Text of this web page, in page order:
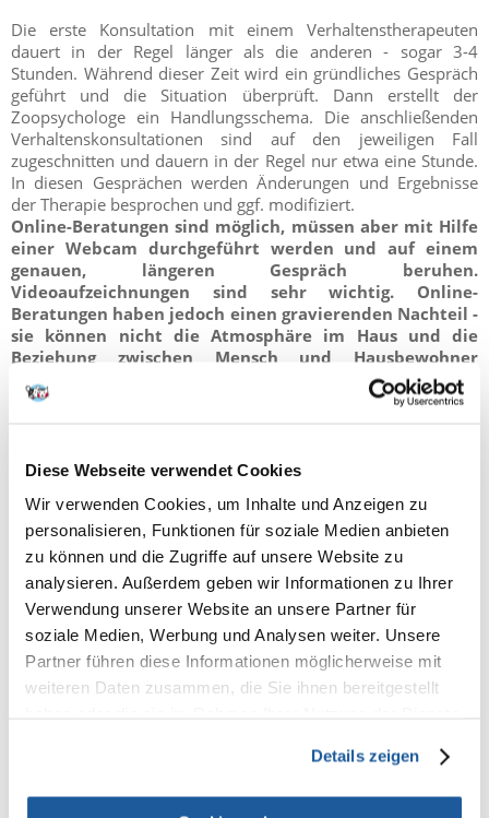
Diese Webseite verwendet Cookies
Wir verwenden Cookies, um Inhalte und Anzeigen zu
personalisieren, Funktionen für soziale Medien anbieten
zu können und die Zugriffe auf unsere Website zu
analysieren. Außerdem geben wir Informationen zu Ihrer
Verwendung unserer Website an unsere Partner für
soziale Medien, Werbung und Analysen weiter. Unsere
Partner führen diese Informationen möglicherweise mit
weiteren Daten zusammen, die Sie ihnen bereitgestellt
Details zeigen
Die erste Konsultation mit einem Verhaltenstherapeuten
dauert in der Regel länger als die anderen - sogar 3-4
Stunden. Während dieser Zeit wird ein gründliches Gespräch
geführt und die Situation überprüft. Dann erstellt der
Zoopsychologe ein Handlungsschema. Die anschließenden
Verhaltenskonsultationen sind auf den jeweiligen Fall
zugeschnitten und dauern in der Regel nur etwa eine Stunde.
In diesen Gesprächen werden Änderungen und Ergebnisse
der Therapie besprochen und ggf. modifiziert.
Online-Beratungen sind möglich, müssen aber mit Hilfe
einer Webcam durchgeführt werden und auf einem
genauen, längeren Gespräch beruhen.
Videoaufzeichnungen sind sehr wichtig. Online-
Beratungen haben jedoch einen gravierenden Nachteil -
sie können nicht die Atmosphäre im Haus und die
Beziehung zwischen Mensch und Hausbewohner
widerspiegeln, was sich oft auf das Verhalten der Tiere
auswirkt.
Ergebnisse bereits zur Beratung zur Verfügung stehen. Ein
Krankheit und/oder Schmerzen verursacht, daher ist es sehr
wichtig, den Gesundheitszustand des Tieres zu kontrollieren.